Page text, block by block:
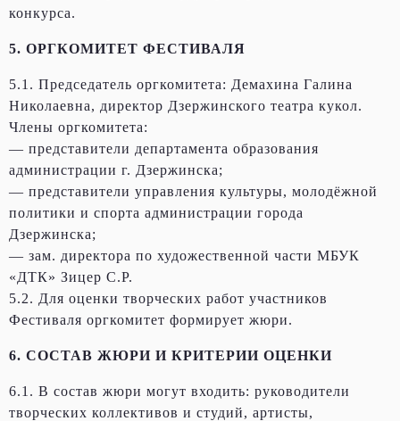
конкурса.
5. ОРГКОМИТЕТ ФЕСТИВАЛЯ
5.1. Председатель оргкомитета: Демахина Галина
Николаевна, директор Дзержинского театра кукол.
Члены оргкомитета:
— представители департамента образования
администрации г. Дзержинска;
— представители управления культуры, молодёжной
политики и спорта администрации города
Дзержинска;
— зам. директора по художественной части МБУК
«ДТК» Зицер С.Р.
5.2. Для оценки творческих работ участников
Фестиваля оргкомитет формирует жюри.
6. СОСТАВ ЖЮРИ И КРИТЕРИИ ОЦЕНКИ
6.1. В состав жюри могут входить: руководители
творческих коллективов и студий, артисты,